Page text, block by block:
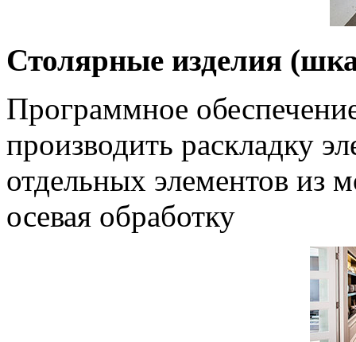
Столярные изделия
Программное
производить раскладку
отдельных элементов из
осевая обработку